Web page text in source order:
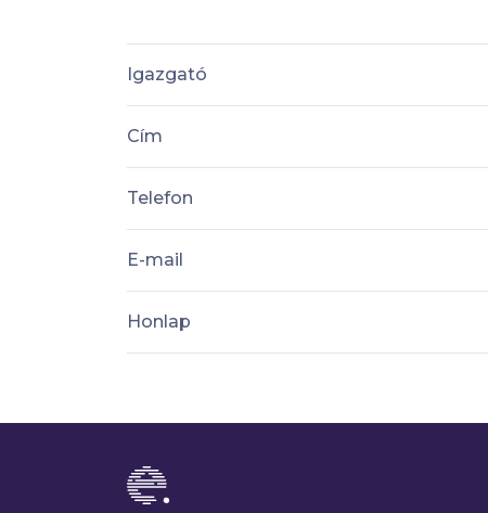
Igazgató
Cím
Telefon
E-mail
Honlap